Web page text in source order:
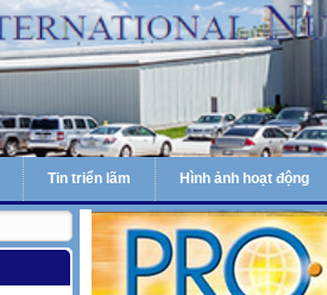
Tin triển lãm Hình ảnh hoạt động